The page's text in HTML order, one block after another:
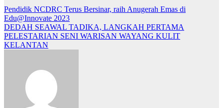
Navigasi
kiriman
Pendidik NCDRC Terus Bersinar, raih Anugerah Emas di
Edu@Innovate 2023
DEDAH SEAWAL TADIKA, LANGKAH PERTAMA
PELESTARIAN SENI WARISAN WAYANG KULIT
KELANTAN